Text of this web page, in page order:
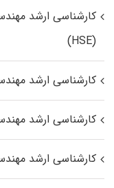
کارشناسی ارشد
(HSE)
کارشناسی ارشد
کارشناسی ارشد
کارشناسی ارشد